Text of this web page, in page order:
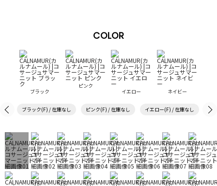
COLOR
ブラック
ピンク
イエロー
ネイビー
ブラック(F) / 在庫なし ピンク(F) / 在庫なし イエロー(F) / 在庫なし ネ